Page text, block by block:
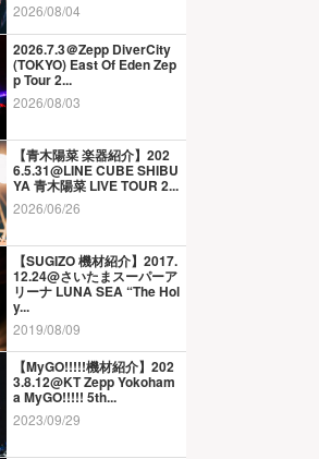
2026/08/04
2026.7.3＠Zepp DiverCity
(TOKYO) East Of Eden Zep
p Tour 2...
2026/08/03
【青木陽菜 楽器紹介】202
6.5.31@LINE CUBE SHIBU
YA 青木陽菜 LIVE TOUR 2...
2026/06/26
【SUGIZO 機材紹介】2017.
12.24@さいたまスーパーア
リーナ LUNA SEA “The Hol
y...
2019/08/09
【MyGO!!!!!機材紹介】202
3.8.12@KT Zepp Yokoham
a MyGO!!!!! 5th...
2023/09/29